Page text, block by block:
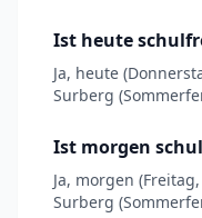
Ist heute
Ja, heute
Surberg
Ist morgen
Ja, morgen
Surberg